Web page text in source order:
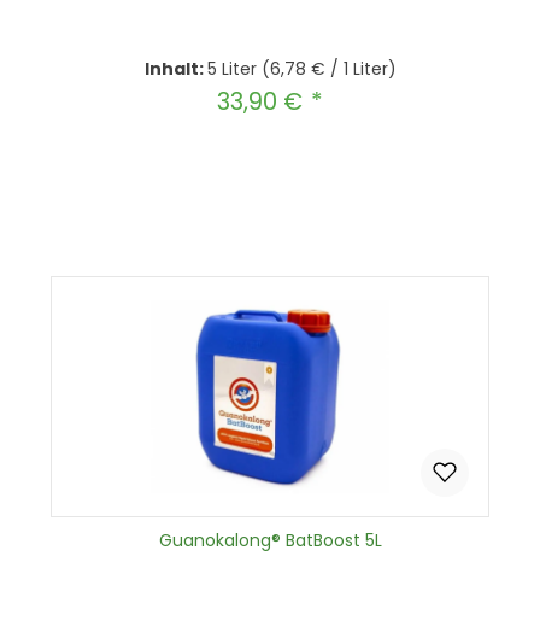
Inhalt:5 Liter (6,78 € / 1 Liter)
Regulärer Preis:
33,90 €
Guanokalong® BatBoost 5L